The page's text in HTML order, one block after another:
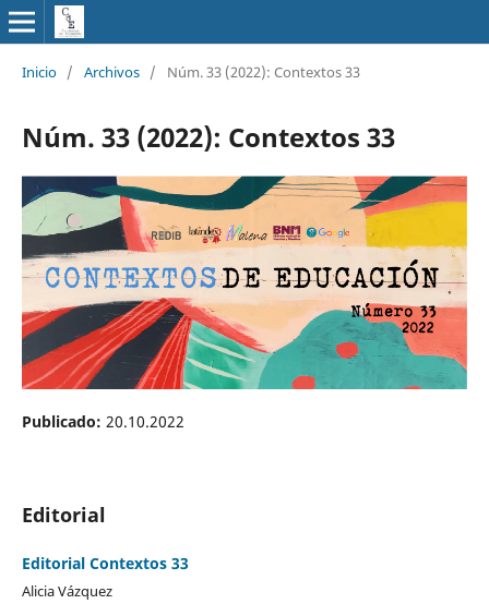
Inicio / Archivos / Núm. 33 (2022): Contextos 33
Núm. 33 (2022): Contextos 33
Publicado: 20.10.2022
Editorial
Editorial Contextos 33
Alicia Vázquez